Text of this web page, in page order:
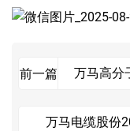
前一篇
万马高分
万马电缆股份